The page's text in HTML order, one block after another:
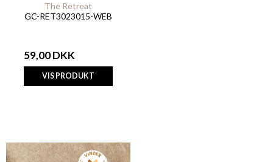
The Retreat
GC-RET3023015-WEB
59,00 DKK
VIS PRODUKT